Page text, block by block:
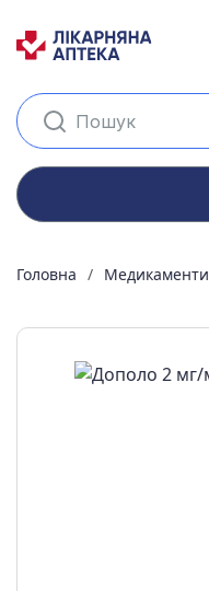
Головна Медикаменти